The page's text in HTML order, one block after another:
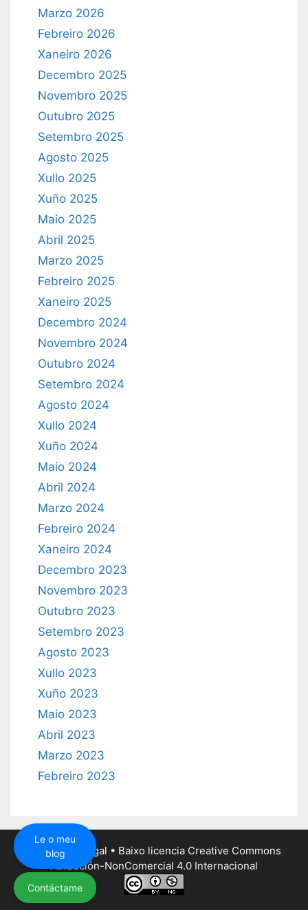
Le o meu
blog
Marzo 2026
Febreiro 2026
Xaneiro 2026
Decembro 2025
Novembro 2025
Outubro 2025
Setembro 2025
Agosto 2025
Xullo 2025
Xuño 2025
Maio 2025
Abril 2025
Marzo 2025
Febreiro 2025
Xaneiro 2025
Decembro 2024
Novembro 2024
Outubro 2024
Setembro 2024
Agosto 2024
Xullo 2024
Xuño 2024
Maio 2024
Abril 2024
Marzo 2024
Febreiro 2024
Xaneiro 2024
Decembro 2023
Novembro 2023
Outubro 2023
Setembro 2023
Agosto 2023
Xullo 2023
Xuño 2023
Maio 2023
Abril 2023
Marzo 2023
Febreiro 2023
paulo@paulo.gal • Baixo licencia Creative Commons
Atribución-NonComercial 4.0 Internacional
Contáctame